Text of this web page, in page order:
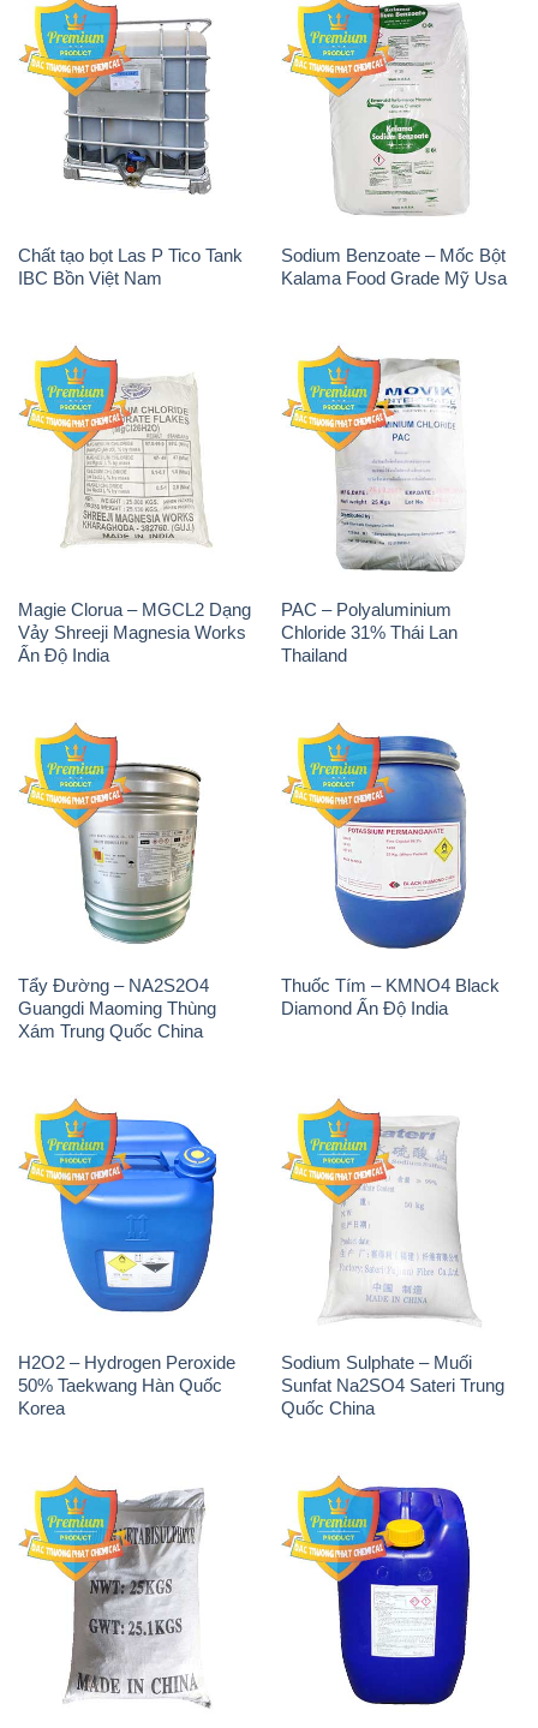
Chất tạo bọt Las P Tico Tank
IBC Bồn Việt Nam
Sodium Benzoate – Mốc Bột
Kalama Food Grade Mỹ Usa
Magie Clorua – MGCL2 Dạng
Vảy Shreeji Magnesia Works
Ấn Độ India
PAC – Polyaluminium
Chloride 31% Thái Lan
Thailand
Tẩy Đường – NA2S2O4
Guangdi Maoming Thùng
Xám Trung Quốc China
Thuốc Tím – KMNO4 Black
Diamond Ấn Độ India
H2O2 – Hydrogen Peroxide
50% Taekwang Hàn Quốc
Korea
Sodium Sulphate – Muối
Sunfat Na2SO4 Sateri Trung
Quốc China